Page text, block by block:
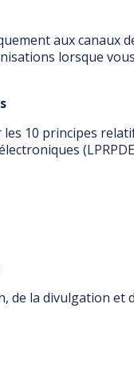
aux canaux
lorsque
les 10 principes
de la divulgation et